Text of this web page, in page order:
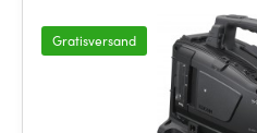
Gratisversand